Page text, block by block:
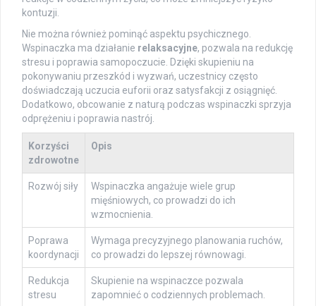
kontuzji.
Nie można również pominąć aspektu psychicznego.
Wspinaczka ma działanie relaksacyjne, pozwala na redukcję
stresu i poprawia samopoczucie. Dzięki skupieniu na
pokonywaniu przeszkód i wyzwań, uczestnicy często
doświadczają uczucia euforii oraz satysfakcji z osiągnięć.
Dodatkowo, obcowanie z naturą podczas wspinaczki sprzyja
odprężeniu i poprawia nastrój.
Korzyści
zdrowotne
Opis
Rozwój siły
Wspinaczka angażuje wiele grup
mięśniowych, co prowadzi do ich
wzmocnienia.
Poprawa
koordynacji
Wymaga precyzyjnego planowania ruchów,
co prowadzi do lepszej równowagi.
Redukcja
stresu
Skupienie na wspinaczce pozwala
zapomnieć o codziennych problemach.